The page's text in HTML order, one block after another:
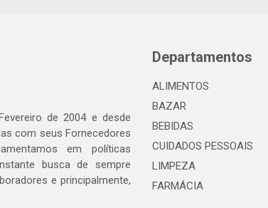
de 2004 e desde
com seus Fornecedores
em políticas
busca de sempre
e principalmente,
Departamentos
ALIMENTOS
BAZAR
BEBIDAS
CUIDADOS PESSOAIS
LIMPEZA
FARMÁCIA